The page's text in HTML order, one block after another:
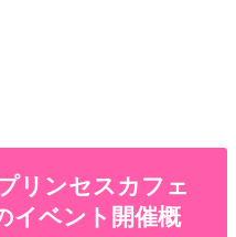
リンセスカフェ
イベント開催概